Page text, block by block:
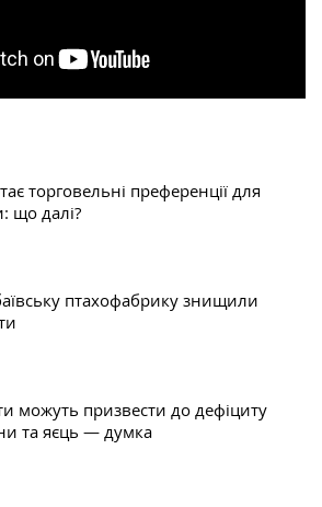
торговельні преференції для
що далі?
птахофабрику знищили
можуть призвести до дефіциту
та яєць — думка